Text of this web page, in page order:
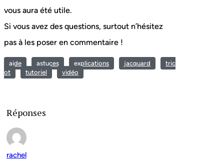
vous aura été utile.
Si vous avez des questions, surtout n’hésitez
pas à les poser en commentaire !
aide astuces explications jacquard
tric
ot
tutoriel vidéo
Réponses
rachel